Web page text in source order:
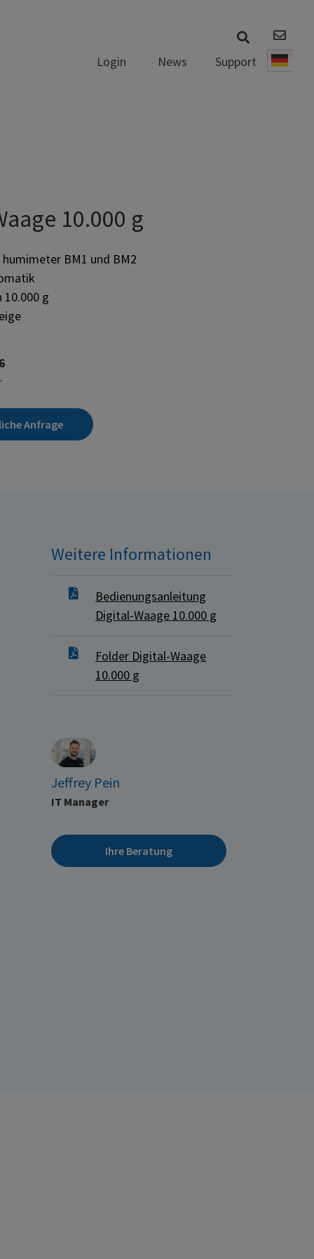
Login News Support
10.000 g
BM1 und BM2
10.000 g
Anfrage
Weitere Informationen
Bedienungsanleitung
Digital-Waage 10.000 g
Folder Digital-Waage
10.000 g
Jeffrey Pein
IT Manager
Ihre Beratung